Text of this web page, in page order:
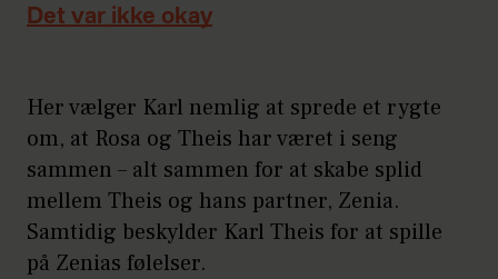
Det var ikke okay
Her vælger Karl nemlig at sprede et rygte
om, at Rosa og Theis har været i seng
sammen – alt sammen for at skabe splid
mellem Theis og hans partner, Zenia.
Samtidig beskylder Karl Theis for at spille
på Zenias følelser.